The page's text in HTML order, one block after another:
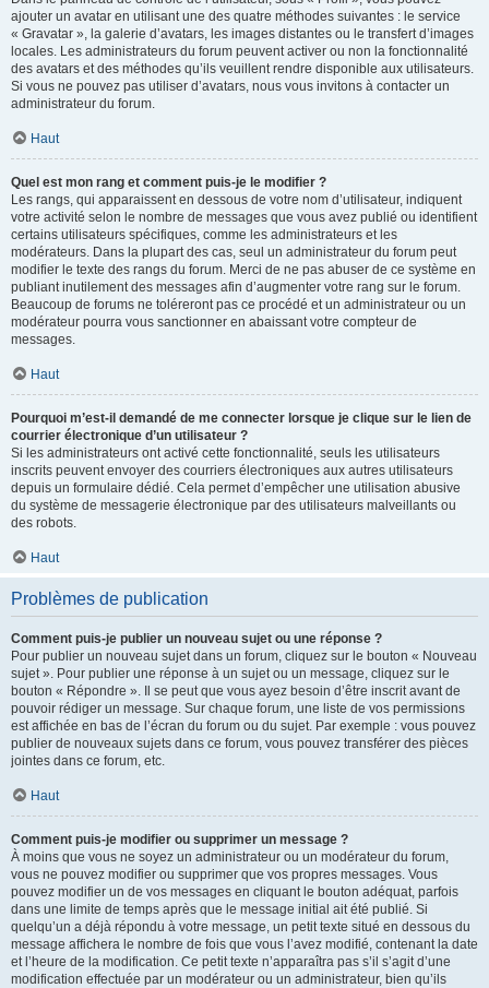
ajouter un avatar en utilisant une des quatre méthodes suivantes : le service
« Gravatar », la galerie d’avatars, les images distantes ou le transfert d’images
locales. Les administrateurs du forum peuvent activer ou non la fonctionnalité
des avatars et des méthodes qu’ils veuillent rendre disponible aux utilisateurs.
Si vous ne pouvez pas utiliser d’avatars, nous vous invitons à contacter un
administrateur du forum.
Haut
Quel est mon rang et comment puis-je le modifier ?
Les rangs, qui apparaissent en dessous de votre nom d’utilisateur, indiquent
votre activité selon le nombre de messages que vous avez publié ou identifient
certains utilisateurs spécifiques, comme les administrateurs et les
modérateurs. Dans la plupart des cas, seul un administrateur du forum peut
modifier le texte des rangs du forum. Merci de ne pas abuser de ce système en
publiant inutilement des messages afin d’augmenter votre rang sur le forum.
Beaucoup de forums ne toléreront pas ce procédé et un administrateur ou un
modérateur pourra vous sanctionner en abaissant votre compteur de
messages.
Haut
Pourquoi m’est-il demandé de me connecter lorsque je clique sur le lien de
courrier électronique d’un utilisateur ?
Si les administrateurs ont activé cette fonctionnalité, seuls les utilisateurs
inscrits peuvent envoyer des courriers électroniques aux autres utilisateurs
depuis un formulaire dédié. Cela permet d’empêcher une utilisation abusive
du système de messagerie électronique par des utilisateurs malveillants ou
des robots.
Haut
Problèmes de publication
Comment puis-je publier un nouveau sujet ou une réponse ?
Pour publier un nouveau sujet dans un forum, cliquez sur le bouton « Nouveau
sujet ». Pour publier une réponse à un sujet ou un message, cliquez sur le
bouton « Répondre ». Il se peut que vous ayez besoin d’être inscrit avant de
pouvoir rédiger un message. Sur chaque forum, une liste de vos permissions
est affichée en bas de l’écran du forum ou du sujet. Par exemple : vous pouvez
publier de nouveaux sujets dans ce forum, vous pouvez transférer des pièces
jointes dans ce forum, etc.
Haut
Comment puis-je modifier ou supprimer un message ?
À moins que vous ne soyez un administrateur ou un modérateur du forum,
vous ne pouvez modifier ou supprimer que vos propres messages. Vous
pouvez modifier un de vos messages en cliquant le bouton adéquat, parfois
dans une limite de temps après que le message initial ait été publié. Si
quelqu’un a déjà répondu à votre message, un petit texte situé en dessous du
message affichera le nombre de fois que vous l’avez modifié, contenant la date
et l’heure de la modification. Ce petit texte n’apparaîtra pas s’il s’agit d’une
modification effectuée par un modérateur ou un administrateur, bien qu’ils